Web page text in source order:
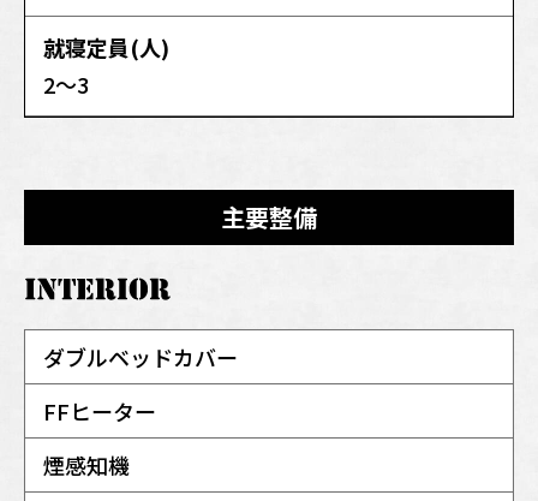
就寝定員(人)
2～3
主要整備
ダブルベッドカバー
FFヒーター
煙感知機